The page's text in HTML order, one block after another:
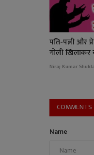
पति-पत्नी और
गोली खिलाकर
Niraj Kumar Shukla
COMMENTS
Name